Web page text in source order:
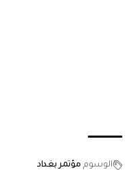
الوسوم مؤتمر بغداد